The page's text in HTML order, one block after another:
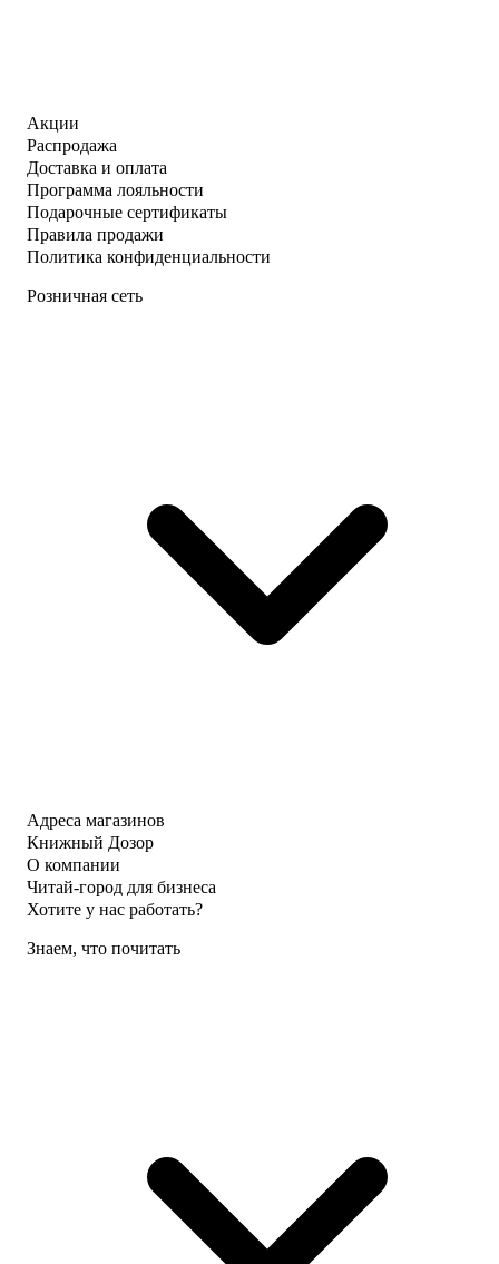
Акции
Распродажа
Доставка и оплата
Программа лояльности
Подарочные сертификаты
Правила продажи
Политика конфиденциальности
Розничная сеть
Адреса магазинов
Книжный Дозор
О компании
Читай-город для бизнеса
Хотите у нас работать?
Знаем, что почитать